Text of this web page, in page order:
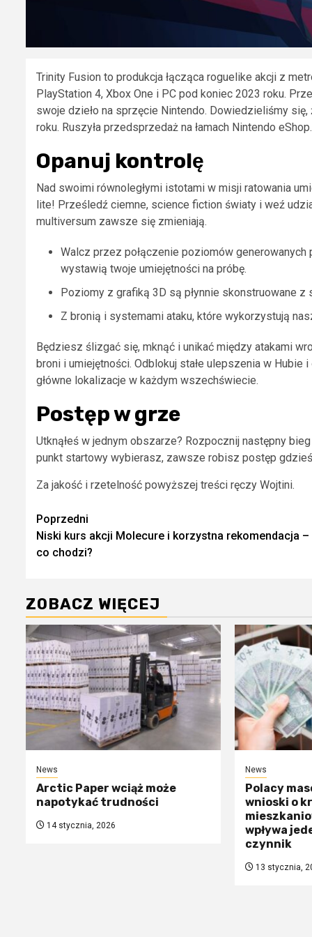
Trinity Fusion to produkcja łącząca roguelike akcji z
PlayStation 4, Xbox One i PC pod koniec 2023 roku.
swoje dzieło na sprzęcie Nintendo. Dowiedzieliśmy
roku. Ruszyła przedsprzedaż na łamach Nintendo eShop.
Opanuj kontrolę
Nad swoimi równoległymi istotami w misji ratowania
lite! Prześledź ciemne, science fiction światy i weź
multiversum zawsze się zmieniają.
Walcz przez połączenie poziomów
wystawią twoje umiejętności na próbę.
Poziomy z grafiką 3D są płynnie skonstruowane
Z bronią i systemami ataku, które wykorzystują
Będziesz ślizgać się, mknąć i unikać między atakami
broni i umiejętności. Odblokuj stałe ulepszenia w
główne lokalizacje w każdym wszechświecie.
Postęp w grze
Utknąłeś w jednym obszarze? Rozpocznij następny
punkt startowy wybierasz, zawsze robisz postęp
Za jakość i rzetelność powyższej treści ręczy Wojtini.
Zobacz
wpisy
Poprzedni
Niski kurs akcji Molecure i korzystna rekomendacja –
co chodzi?
ZOBACZ WIĘCEJ
News
Arctic Paper wciąż może
napotykać trudności
14 stycznia, 2026
News
Polacy
wnioski o
wpływa
czynnik
13 stycznia,